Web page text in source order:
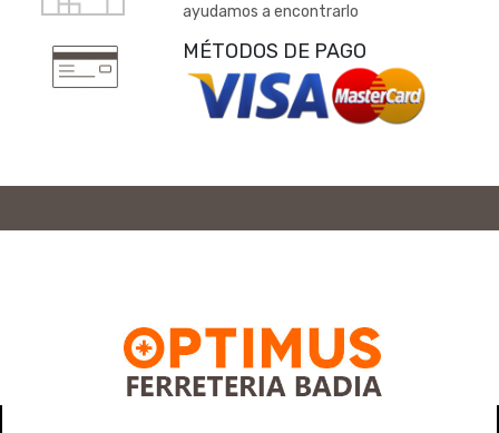
ayudamos a encontrarlo
MÉTODOS DE PAGO